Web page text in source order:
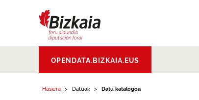
Aldundia.Diputacion
Foral de Bizkaia
OPENDATA.BIZKAIA.EUS
Hasiera Datuak Datu katalogoa